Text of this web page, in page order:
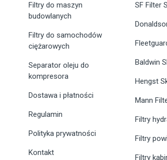
Filtry do maszyn
budowlanych
Filtry do samochodów
ciężarowych
Separator oleju do
kompresora
Dostawa i płatności
Regulamin
Polityka prywatności
Kontakt
SF Filter
Baldwin
Hengst
Mann
Filtry
Filtry
Filtry